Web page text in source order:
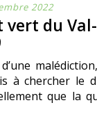
2022
vert du
à chercher le
que la